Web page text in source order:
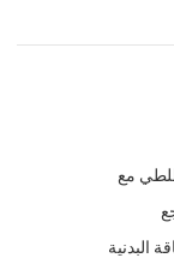
مع
البدنية